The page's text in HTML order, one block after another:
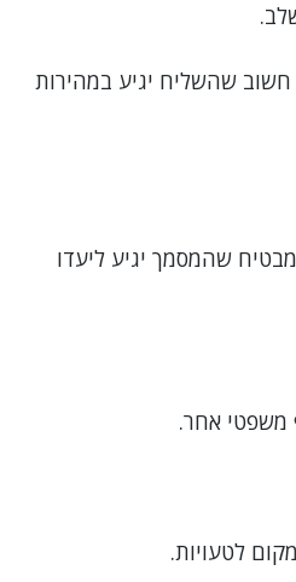
שהשליח יגיע במהירות
שהמסמך יגיע ליעדו
משפטי אחר.
לטעויות.